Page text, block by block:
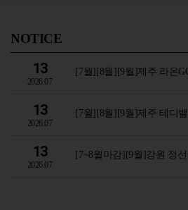
NOTICE
13
2026.07
[7월][8월][9월]제주 라온
13
2026.07
[7월][8월][9월]제주 테디
13
2026.07
[7~8월마감][9월]강원 정